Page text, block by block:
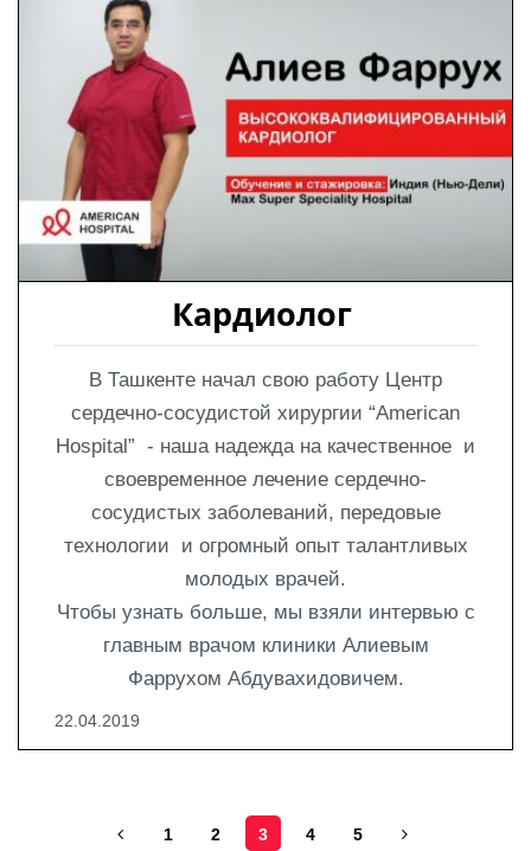
Кардиолог
В Ташкенте начал свою работу Центр
сердечно-сосудистой хирургии “American
Hospital” - наша надежда на качественное и
своевременное лечение сердечно-
сосудистых заболеваний, передовые
технологии и огромный опыт талантливых
молодых врачей.
Чтобы узнать больше, мы взяли интервью с
главным врачом клиники Алиевым
Фаррухом Абдувахидовичем.
22.04.2019
1 2 3 4 5